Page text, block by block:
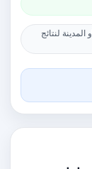
المدينة لنتائج